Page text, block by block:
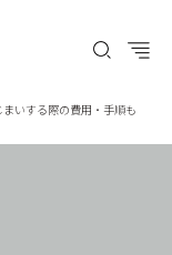
いする際の費用・手順も